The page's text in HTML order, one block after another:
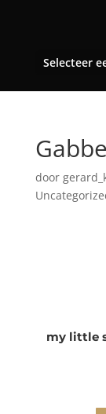
Selecteer
door
my little